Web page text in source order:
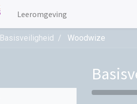
Leeromgeving
Basisveiligheid Woodwize